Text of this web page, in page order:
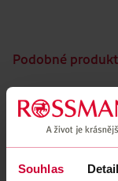
Souhlas
Podobné
Obsah se nám